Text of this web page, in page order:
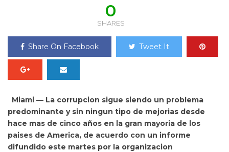
0
SHARES
Share On Facebook Tweet It
Miami — La corrupcion sigue siendo un problema
predominante y sin ningun tipo de mejorias desde
hace mas de cinco años en la gran mayoria de los
paises de America, de acuerdo con un informe
difundido este martes por la organizacion